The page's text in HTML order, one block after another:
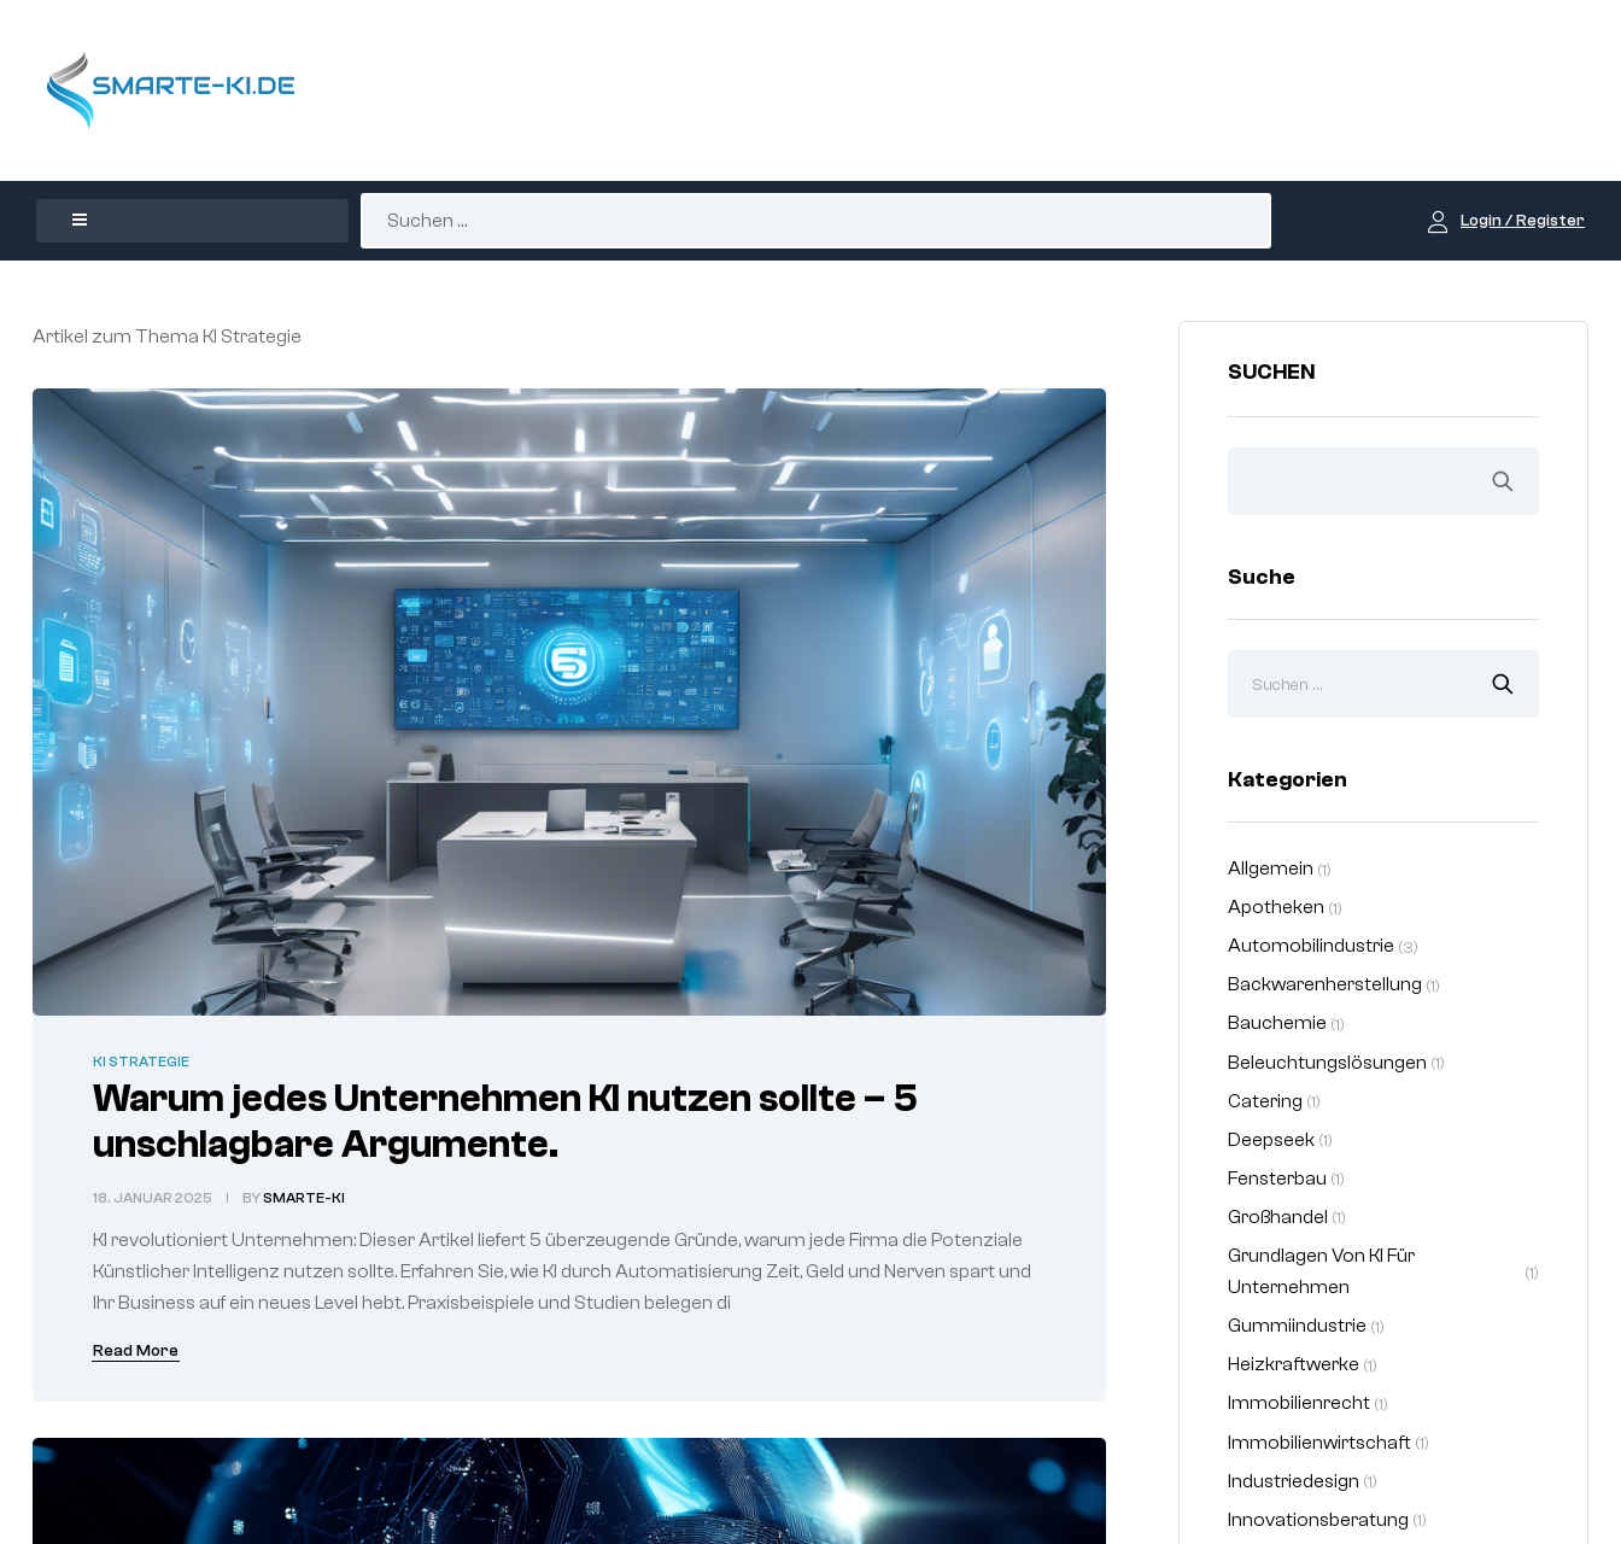
Login / Register
Artikel zum Thema KI Strategie
KI STRATEGIE
Warum jedes Unternehmen KI nutzen sollte – 5
unschlagbare Argumente.
18. JANUAR 2025 BYSMARTE-KI
KI revolutioniert Unternehmen: Dieser Artikel liefert 5 überzeugende Gründe, warum jede Firma die Potenziale
Künstlicher Intelligenz nutzen sollte. Erfahren Sie, wie KI durch Automatisierung Zeit, Geld und Nerven spart und
Ihr Business auf ein neues Level hebt. Praxisbeispiele und Studien belegen di
Read More
SUCHEN
Suche
Kategorien
Allgemein (1)
Apotheken (1)
Automobilindustrie (3)
Backwarenherstellung (1)
Bauchemie (1)
Beleuchtungslösungen (1)
Catering (1)
Deepseek (1)
Fensterbau (1)
Großhandel (1)
Grundlagen Von KI Für
Unternehmen
(1)
Gummiindustrie (1)
Heizkraftwerke (1)
Immobilienrecht (1)
Immobilienwirtschaft (1)
Industriedesign (1)
Innovationsberatung (1)